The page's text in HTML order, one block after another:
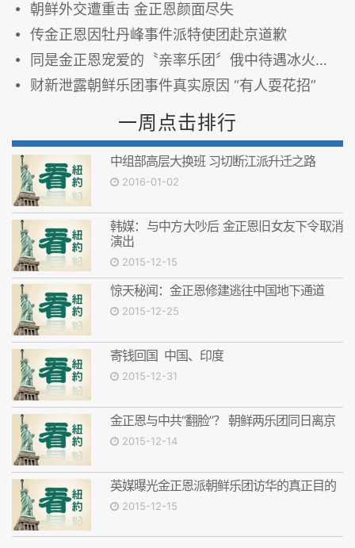
朝鲜外交遭重击 金正恩颜面尽失
传金正恩因牡丹峰事件派特使团赴京道歉
同是金正恩宠爱的〝亲率乐团〞俄中待遇冰火两重天
财新泄露朝鲜乐团事件真实原因 “有人耍花招”
一周点击排行
中组部高层大换班 习切断江派升迁之路
2016-01-02
韩媒：与中方大吵后 金正恩旧女友下令取消
演出
2015-12-15
惊天秘闻：金正恩修建逃往中国地下通道
2015-12-25
寄钱回国 中国、印度
2015-12-31
金正恩与中共“翻脸”？ 朝鲜两乐团同日离京
2015-12-14
英媒曝光金正恩派朝鲜乐团访华的真正目的
2015-12-15